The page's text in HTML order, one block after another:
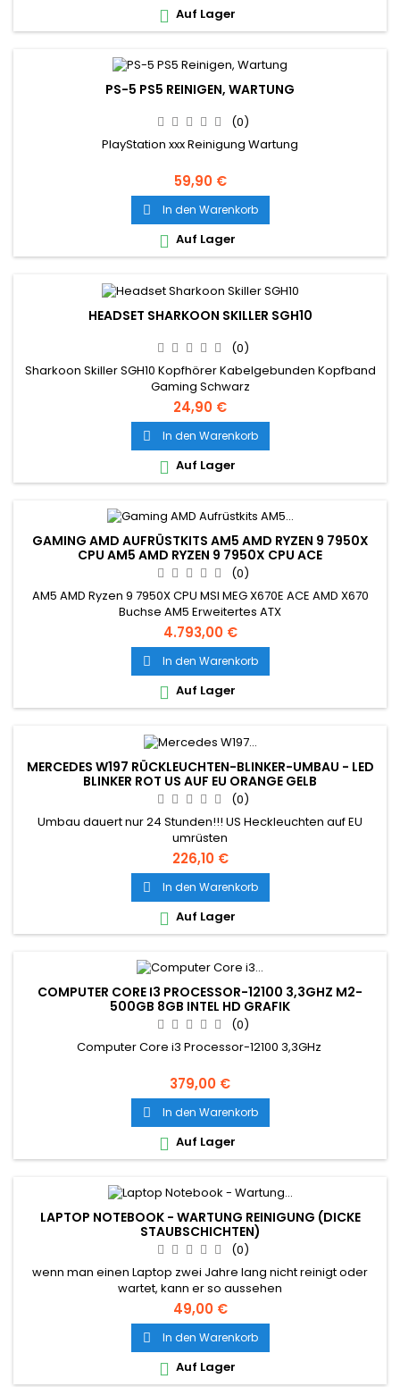
 Auf Lager
PS-5 PS5 REINIGEN, WARTUNG
(0)
PlayStation xxx Reinigung Wartung
59,90 €
 In den Warenkorb
 Auf Lager
HEADSET SHARKOON SKILLER SGH10
(0)
Sharkoon Skiller SGH10 Kopfhörer Kabelgebunden Kopfband
Gaming Schwarz
24,90 €
 In den Warenkorb
 Auf Lager
GAMING AMD AUFRÜSTKITS AM5 AMD RYZEN 9 7950X
CPU AM5 AMD RYZEN 9 7950X CPU ACE
(0)
AM5 AMD Ryzen 9 7950X CPU MSI MEG X670E ACE AMD X670
Buchse AM5 Erweitertes ATX
4.793,00 €
 In den Warenkorb
 Auf Lager
MERCEDES W197 RÜCKLEUCHTEN-BLINKER-UMBAU - LED
BLINKER ROT US AUF EU ORANGE GELB
(0)
Umbau dauert nur 24 Stunden!!! US Heckleuchten auf EU
umrüsten
226,10 €
 In den Warenkorb
 Auf Lager
COMPUTER CORE I3 PROCESSOR-12100 3,3GHZ M2-
500GB 8GB INTEL HD GRAFIK
(0)
Computer Core i3 Processor-12100 3,3GHz
379,00 €
 In den Warenkorb
 Auf Lager
LAPTOP NOTEBOOK - WARTUNG REINIGUNG (DICKE
STAUBSCHICHTEN)
(0)
wenn man einen Laptop zwei Jahre lang nicht reinigt oder
wartet, kann er so aussehen
49,00 €
 In den Warenkorb
 Auf Lager